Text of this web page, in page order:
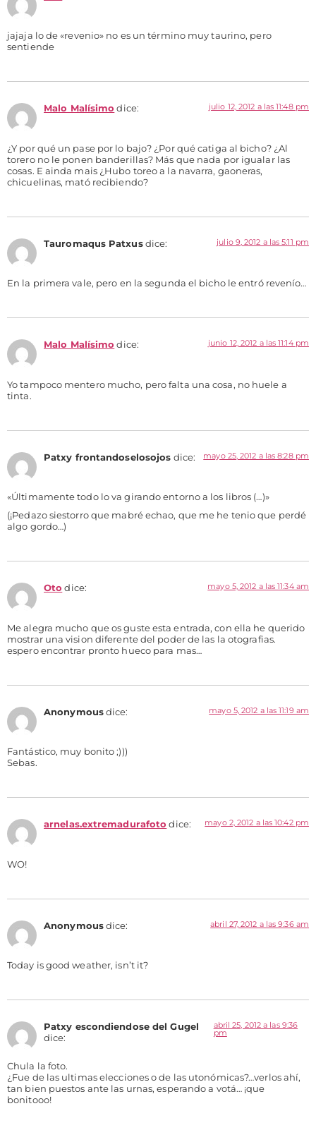
jajaja lo de «revenio» no es un término muy taurino, pero
sentiende
Malo Malísimo dice: julio 12, 2012 a las 11:48 pm
¿Y por qué un pase por lo bajo? ¿Por qué catiga al bicho? ¿Al
torero no le ponen banderillas? Más que nada por igualar las
cosas. E ainda mais ¿Hubo toreo a la navarra, gaoneras,
chicuelinas, mató recibiendo?
Tauromaqus Patxus dice: julio 9, 2012 a las 5:11 pm
En la primera vale, pero en la segunda el bicho le entró revenío…
Malo Malísimo dice: junio 12, 2012 a las 11:14 pm
Yo tampoco mentero mucho, pero falta una cosa, no huele a
tinta.
Patxy frontandoselosojos dice: mayo 25, 2012 a las 8:28 pm
«Últimamente todo lo va girando entorno a los libros (…)»
(¡Pedazo siestorro que mabré echao, que me he tenio que perdé
algo gordo…)
Oto dice: mayo 5, 2012 a las 11:34 am
Me alegra mucho que os guste esta entrada, con ella he querido
mostrar una vision diferente del poder de las la otografias.
espero encontrar pronto hueco para mas…
Anonymous dice: mayo 5, 2012 a las 11:19 am
Fantástico, muy bonito ;)))
Sebas.
arnelas.extremadurafoto dice: mayo 2, 2012 a las 10:42 pm
WO!
Anonymous dice: abril 27, 2012 a las 9:36 am
Today is good weather, isn’t it?
Patxy escondiendose del Gugel
dice:
abril 25, 2012 a las 9:36
pm
Chula la foto.
¿Fue de las ultimas elecciones o de las utonómicas?…verlos ahí,
tan bien puestos ante las urnas, esperando a votá… ¡que
bonitooo!